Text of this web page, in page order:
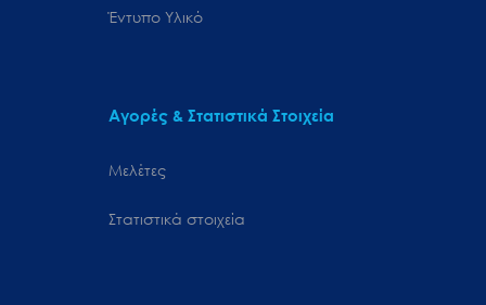
Έντυπο Υλικό
Αγορές & Στατιστικά Στοιχεία
Μελέτες
Στατιστικά στοιχεία